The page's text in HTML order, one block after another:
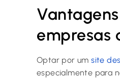
empresas
Optar por umsite
especialmente para